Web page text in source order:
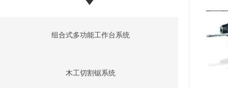
组合式多功能工作台系统
木工切割锯系统